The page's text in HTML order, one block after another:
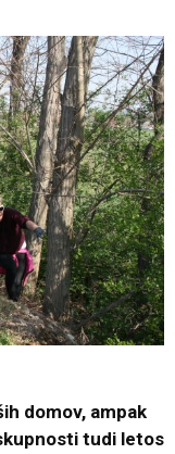
domov, ampak
tudi letos